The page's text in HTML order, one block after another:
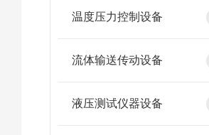
温度压力控制设备
流体输送传动设备
液压测试仪器设备